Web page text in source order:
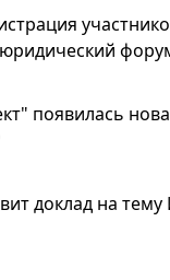
появилась
доклад на